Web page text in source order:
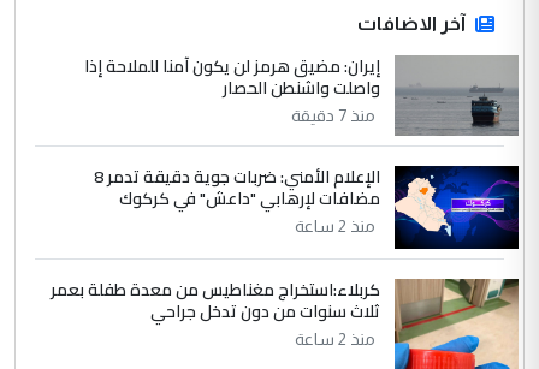
صلاح مهدي حسن
التعليق : صلاح مهدي حسن ...
الموضوع :
هيئة الحج تصدر قرارا يخص "لم الشمل"
وتعديل استمارة قرعة الحج
صلاح مهدي حسن
التعليق : صلاح مهدي حسن ...
الموضوع :
هيئة الحج تصدر قرارا يخص "لم الشمل"
وتعديل استمارة قرعة الحج
آخر الاضافات
إيران: مضيق هرمز لن يكون آمنا للملاحة إذا
واصلت واشنطن الحصار
منذ 7 دقيقة
الإعلام الأمني: ضربات جوية دقيقة تدمر 8
مضافات لإرهابي "داعش" في كركوك
منذ 2 ساعة
كربلاء:استخراج مغناطيس من معدة طفلة بعمر
ثلاث سنوات من دون تدخل جراحي
منذ 2 ساعة